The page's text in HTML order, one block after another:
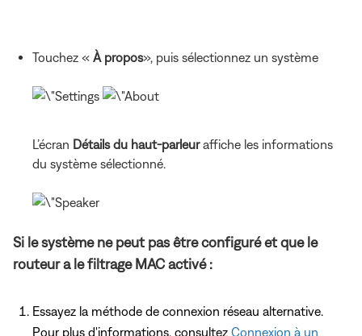
Touchez « À propos», puis sélectionnez un système
L’écran Détails du haut-parleuraffiche les informations
du système sélectionné.
Si le système ne peut pas être configuré et que le
routeur a le filtrage MAC activé :
Essayez la méthode de connexion réseau alternative.
Pour plus d'informations, consultez Connexion à un